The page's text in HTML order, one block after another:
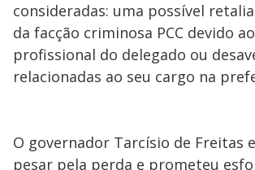
consideradas: uma possível
da facção criminosa PCC devido
profissional do delegado ou
relacionadas ao seu cargo na
O governador Tarcísio de Freitas
pesar pela perda e prometeu